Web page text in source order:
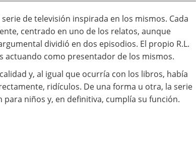
de televisión inspirada en los mismos. Cada
centrado en uno de los relatos, aunque
dividió en dos episodios. El propio R.L.
actuando como presentador de los mismos.
y, al igual que ocurría con los libros, había
ridículos. De una forma u otra, la serie
niños y, en definitiva, cumplía su función.